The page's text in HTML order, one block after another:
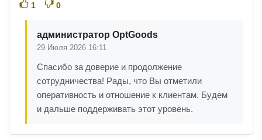
1 0
администратор OptGoods
29 Июля 2026 16:11
Спасибо за доверие и продолжение
сотрудничества! Рады, что Вы отметили
оперативность и отношение к клиентам. Будем
и дальше поддерживать этот уровень.